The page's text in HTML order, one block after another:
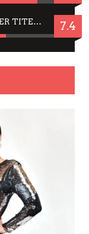
JING JING: IN-THAI RÄUMT WIEDER TITEL AB – EIN ZWEI-STUNDEN-ERLEBNISBERICHT 7.4